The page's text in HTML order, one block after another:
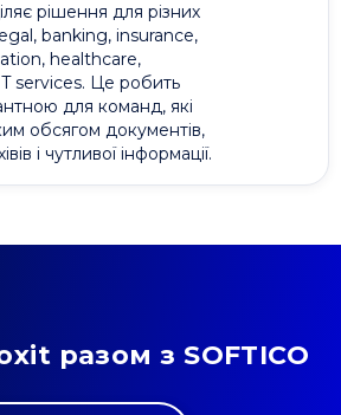
рішення для різних
banking, insurance,
healthcare,
services. Це робить
для команд, які
обсягом документів,
і чутливої інформації.
разом з SOFTICO